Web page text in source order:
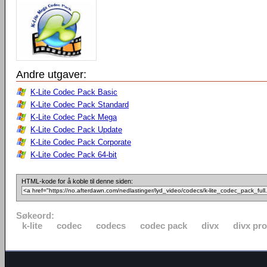
Andre utgaver:
K-Lite Codec Pack Basic
K-Lite Codec Pack Standard
K-Lite Codec Pack Mega
K-Lite Codec Pack Update
K-Lite Codec Pack Corporate
K-Lite Codec Pack 64-bit
HTML-kode for å koble til denne siden:
Søkeord:
k-lite
codec codecs codec pack divx divx pro